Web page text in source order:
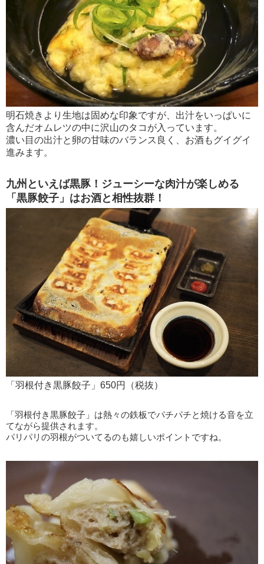
明石焼きより生地は固めな印象ですが、出汁をいっぱいに
含んだオムレツの中に沢山のタコが入っています。
濃い目の出汁と卵の甘味のバランス良く、お酒もグイグイ
進みます。
九州といえば黒豚！ジューシーな肉汁が楽しめる
「黒豚餃子」はお酒と相性抜群！
「羽根付き黒豚餃子」650円（税抜）
「羽根付き黒豚餃子」は熱々の鉄板でパチパチと焼ける音を立
てながら提供されます。
パリパリの羽根がついてるのも嬉しいポイントですね。